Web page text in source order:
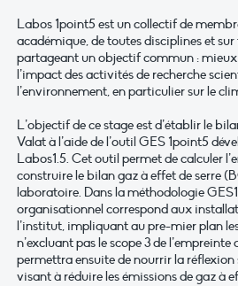
Labos 1point5 est un collectif de
académique, de toutes disciplines et
partageant un objectif commun :
l’impact des activités de recherche
l’environnement, en particulier sur le
L’objectif de ce stage est d’établir le
Valat à l’aide de l’outil GES 1point5
Labos1.5. Cet outil permet de calculer
construire le bilan gaz à effet de serre
laboratoire. Dans la méthodologie
organisationnel correspond aux
l’institut, impliquant au pre-mier plan
n’excluant pas le scope 3 de
permettra ensuite de nourrir la réflexion
visant à réduire les émissions de gaz à